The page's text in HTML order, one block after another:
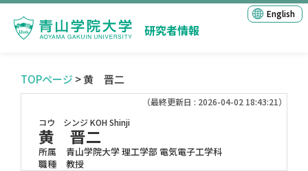
研究者情報
English
TOPページ > 黄 晋二
（最終更新日 : 2026-04-02 18:43:21）
コウ シンジ KOH Shinji
黄 晋二
所属
青山学院大学 理工学部 電気電子工学科
職種
教授